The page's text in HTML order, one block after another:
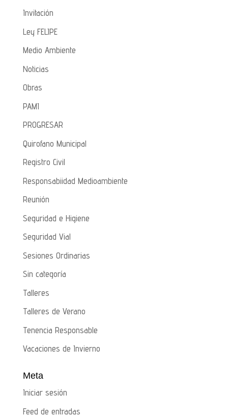
Invitación
Ley FELIPE
Medio Ambiente
Noticias
Obras
PAMI
PROGRESAR
Quirofano Municipal
Registro Civil
Responsabiidad Medioambiente
Reunión
Seguridad e Higiene
Seguridad Vial
Sesiones Ordinarias
Sin categoría
Talleres
Talleres de Verano
Tenencia Responsable
Vacaciones de Invierno
Meta
Iniciar sesión
Feed de entradas